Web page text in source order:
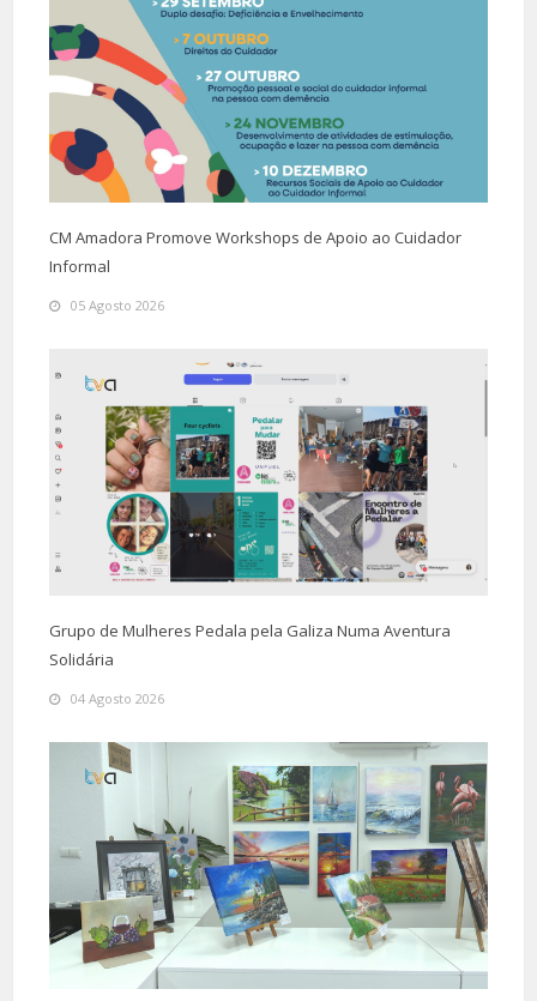
CM Amadora Promove Workshops de Apoio ao Cuidador
Informal
05 Agosto 2026
Grupo de Mulheres Pedala pela Galiza Numa Aventura
Solidária
04 Agosto 2026